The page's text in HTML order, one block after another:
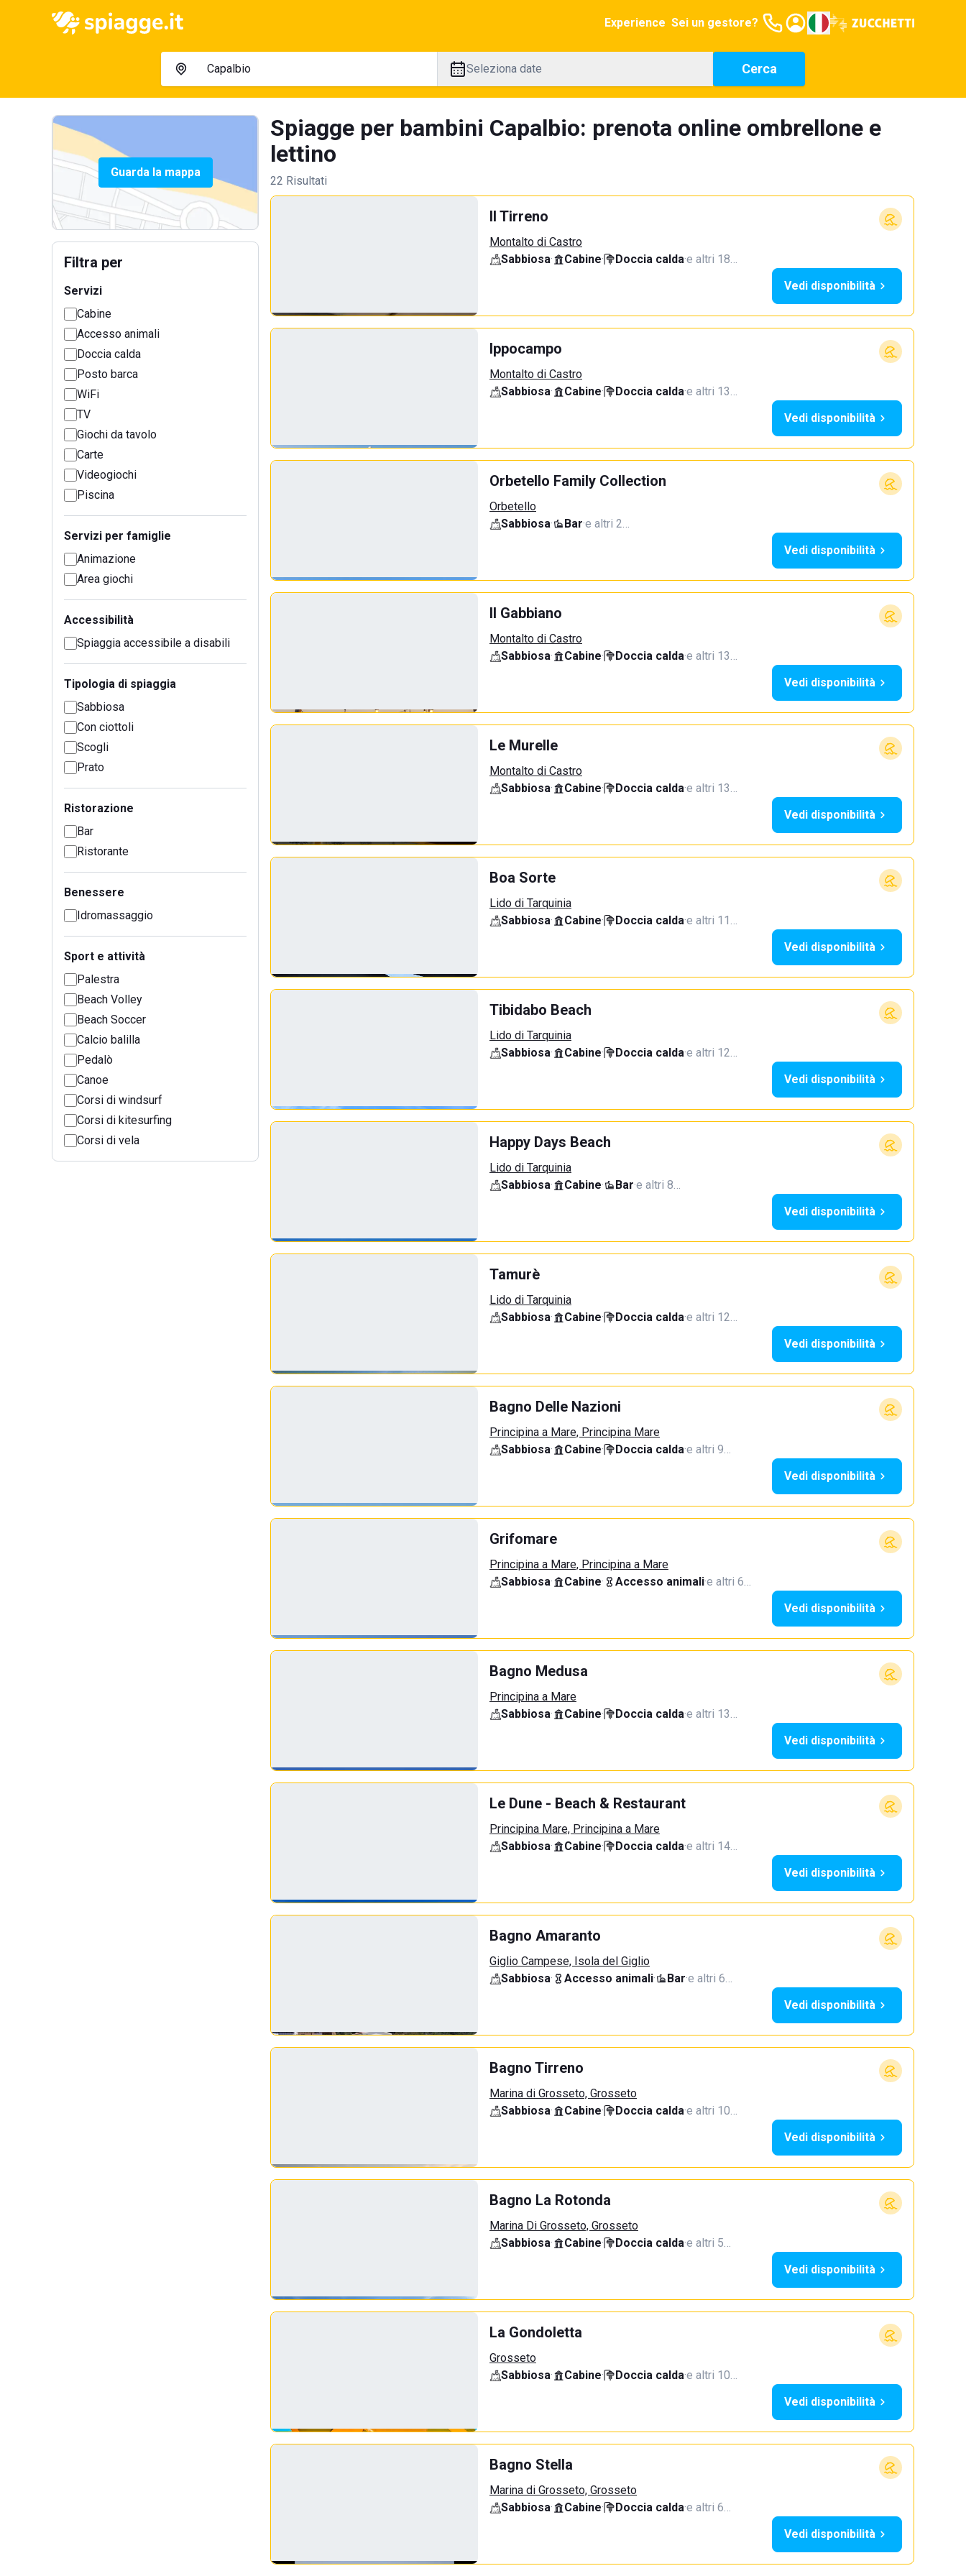
Experience Sei un gestore?
Seleziona date Cerca
Guarda la mappa
Filtra per
Servizi
Cabine
Accesso animali
Doccia calda
Posto barca
WiFi
TV
Giochi da tavolo
Carte
Videogiochi
Piscina
Servizi per famiglie
Animazione
Area giochi
Accessibilità
Spiaggia accessibile a disabili
Tipologia di spiaggia
Sabbiosa
Con ciottoli
Scogli
Prato
Ristorazione
Bar
Ristorante
Benessere
Idromassaggio
Sport e attività
Palestra
Beach Volley
Beach Soccer
Calcio balilla
Pedalò
Canoe
Corsi di windsurf
Corsi di kitesurfing
Corsi di vela
Spiagge per bambini Capalbio: prenota online ombrellone e
lettino
22 Risultati
Il Tirreno
Montalto di Castro
Sabbiosa· Cabine· Doccia calda·e altri 18…
Vedi disponibilità
Ippocampo
Montalto di Castro
Sabbiosa· Cabine· Doccia calda·e altri 13…
Vedi disponibilità
Orbetello Family Collection
Orbetello
Sabbiosa· Bar·e altri 2…
Vedi disponibilità
Il Gabbiano
Montalto di Castro
Sabbiosa· Cabine· Doccia calda·e altri 13…
Vedi disponibilità
Le Murelle
Montalto di Castro
Sabbiosa· Cabine· Doccia calda·e altri 13…
Vedi disponibilità
Boa Sorte
Lido di Tarquinia
Sabbiosa· Cabine· Doccia calda·e altri 11…
Vedi disponibilità
Tibidabo Beach
Lido di Tarquinia
Sabbiosa· Cabine· Doccia calda·e altri 12…
Vedi disponibilità
Happy Days Beach
Lido di Tarquinia
Sabbiosa· Cabine· Bar·e altri 8…
Vedi disponibilità
Tamurè
Lido di Tarquinia
Sabbiosa· Cabine· Doccia calda·e altri 12…
Vedi disponibilità
Bagno Delle Nazioni
Principina a Mare, Principina Mare
Sabbiosa· Cabine· Doccia calda·e altri 9…
Vedi disponibilità
Grifomare
Principina a Mare, Principina a Mare
Sabbiosa· Cabine· Accesso animali·e altri 6…
Vedi disponibilità
Bagno Medusa
Principina a Mare
Sabbiosa· Cabine· Doccia calda·e altri 13…
Vedi disponibilità
Le Dune - Beach & Restaurant
Principina Mare, Principina a Mare
Sabbiosa· Cabine· Doccia calda·e altri 14…
Vedi disponibilità
Bagno Amaranto
Giglio Campese, Isola del Giglio
Sabbiosa· Accesso animali· Bar·e altri 6…
Vedi disponibilità
Bagno Tirreno
Marina di Grosseto, Grosseto
Sabbiosa· Cabine· Doccia calda·e altri 10…
Vedi disponibilità
Bagno La Rotonda
Marina Di Grosseto, Grosseto
Sabbiosa· Cabine· Doccia calda·e altri 5…
Vedi disponibilità
La Gondoletta
Grosseto
Sabbiosa· Cabine· Doccia calda·e altri 10…
Vedi disponibilità
Bagno Stella
Marina di Grosseto, Grosseto
Sabbiosa· Cabine· Doccia calda·e altri 6…
Vedi disponibilità